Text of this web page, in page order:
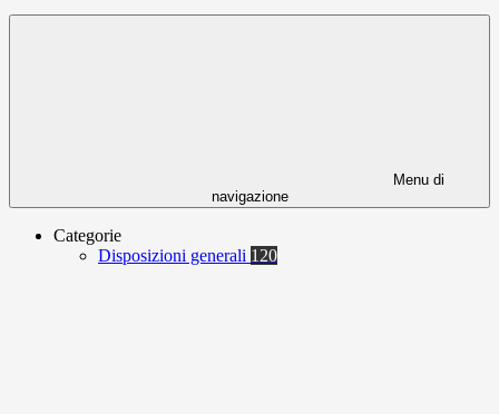
Menu di
navigazione
Categorie
Disposizioni generali 120